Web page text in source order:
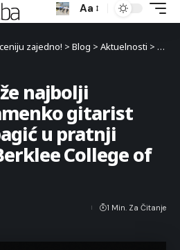
Aa
zajedno! > Blog > Aktuelnosti >
najbolji
gitarist
u pratnji
College of
1 Min. Za Čitanje